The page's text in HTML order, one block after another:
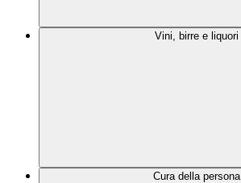
Vini, birre e liquori
Cura della persona